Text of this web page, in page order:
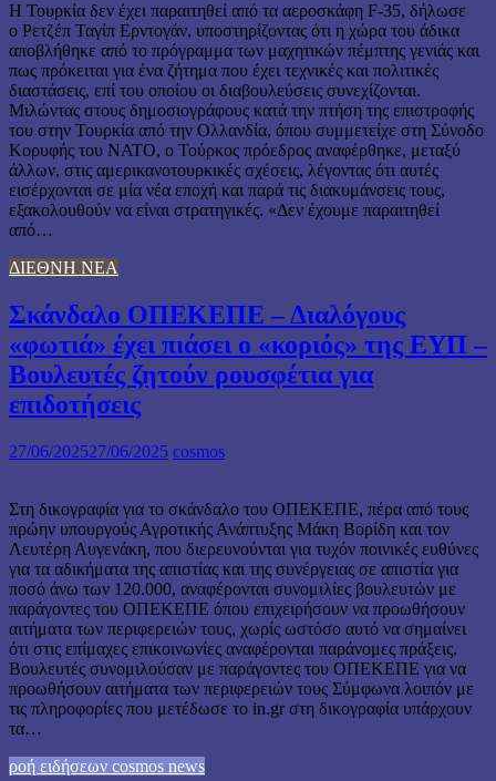
H Τουρκία δεν έχει παραιτηθεί από τα αεροσκάφη F-35, δήλωσε
ο Ρετζέπ Ταγίπ Ερντογάν, υποστηρίζοντας ότι η χώρα του άδικα
αποβλήθηκε από το πρόγραμμα των μαχητικών πέμπτης γενιάς και
πως πρόκειται για ένα ζήτημα που έχει τεχνικές και πολιτικές
διαστάσεις, επί του οποίου οι διαβουλεύσεις συνεχίζονται.
Μιλώντας στους δημοσιογράφους κατά την πτήση της επιστροφής
του στην Τουρκία από την Ολλανδία, όπου συμμετείχε στη Σύνοδο
Κορυφής του ΝΑΤΟ, ο Τούρκος πρόεδρος αναφέρθηκε, μεταξύ
άλλων, στις αμερικανοτουρκικές σχέσεις, λέγοντας ότι αυτές
εισέρχονται σε μία νέα εποχή και παρά τις διακυμάνσεις τους,
εξακολουθούν να είναι στρατηγικές. «Δεν έχουμε παραιτηθεί
από…
ΔΙΕΘΝΗ ΝΕΑ
Σκάνδαλο ΟΠΕΚΕΠΕ – Διαλόγους
«φωτιά» έχει πιάσει ο «κοριός» της ΕΥΠ –
Βουλευτές ζητούν ρουσφέτια για
επιδοτήσεις
27/06/202527/06/2025 cosmos
Στη δικογραφία για το σκάνδαλο του ΟΠΕΚΕΠΕ, πέρα από τους
πρώην υπουργούς Αγροτικής Ανάπτυξης Μάκη Βορίδη και τον
Λευτέρη Αυγενάκη, που διερευνούνται για τυχόν ποινικές ευθύνες
για τα αδικήματα της απιστίας και της συνέργειας σε απιστία για
ποσό άνω των 120.000, αναφέρονται συνομιλίες βουλευτών με
παράγοντες του ΟΠΕΚΕΠΕ όπου επιχειρήσουν να προωθήσουν
αιτήματα των περιφερειών τους, χωρίς ωστόσο αυτό να σημαίνει
ότι στις επίμαχες επικοινωνίες αναφέρονται παράνομες πράξεις.
Βουλευτές συνομιλούσαν με παράγοντες του ΟΠΕΚΕΠΕ για να
προωθήσουν αιτήματα των περιφερειών τους Σύμφωνα λοιπόν με
τις πληροφορίες που μετέδωσε το in.gr στη δικογραφία υπάρχουν
τα…
ροή ειδήσεων cosmos news